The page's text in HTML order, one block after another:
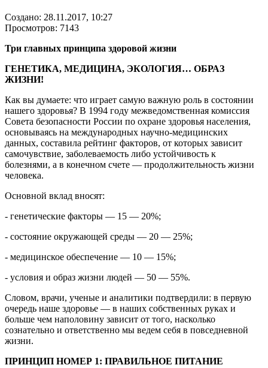
Создано: 28.11.2017, 10:27
Просмотров: 7143
Три главных принципа здоровой жизни
ГЕНЕТИКА, МЕДИЦИНА, ЭКОЛОГИЯ… ОБРАЗ
ЖИЗНИ!
Как вы думаете: что играет самую важную роль в состоянии
нашего здоровья? В 1994 году межведомственная комиссия
Совета безопасности России по охране здоровья населения,
основываясь на международных научно-медицинских
данных, составила рейтинг факторов, от которых зависит
самочувствие, заболеваемость либо устойчивость к
болезнями, а в конечном счете — продолжительность жизни
человека.
Основной вклад вносят:
- генетические факторы — 15 — 20%;
- состояние окружающей среды — 20 — 25%;
- медицинское обеспечение — 10 — 15%;
- условия и образ жизни людей — 50 — 55%.
Словом, врачи, ученые и аналитики подтвердили: в первую
очередь наше здоровье — в наших собственных руках и
больше чем наполовину зависит от того, насколько
сознательно и ответственно мы ведем себя в повседневной
жизни.
ПРИНЦИП НОМЕР 1: ПРАВИЛЬНОЕ ПИТАНИЕ